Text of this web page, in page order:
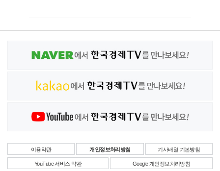
이용약관 개인정보처리방침 기사배열 기본방침
YouTube 서비스 약관 Google 개인정보처리방침